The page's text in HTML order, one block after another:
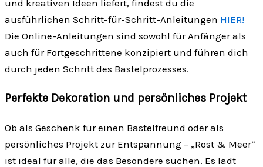
und kreativen Ideen liefert, findest du die
ausführlichen Schritt-für-Schritt-Anleitungen HIER!
Die Online-Anleitungen sind sowohl für Anfänger als
auch für Fortgeschrittene konzipiert und führen dich
durch jeden Schritt des Bastelprozesses.
Perfekte Dekoration und persönliches Projekt
Ob als Geschenk für einen Bastelfreund oder als
persönliches Projekt zur Entspannung – „Rost & Meer“
ist ideal für alle, die das Besondere suchen. Es lädt